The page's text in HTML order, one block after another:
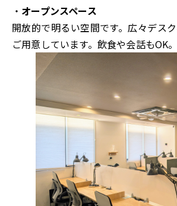
・ オープンスペース
開放的で明るい空間です。広々デス
ご用意しています。飲食や会話もOK。